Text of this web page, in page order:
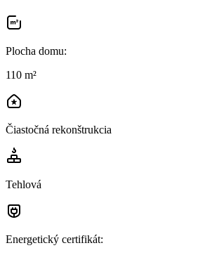
Plocha domu:
110 m²
Čiastočná rekonštrukcia
Tehlová
Energetický certifikát: